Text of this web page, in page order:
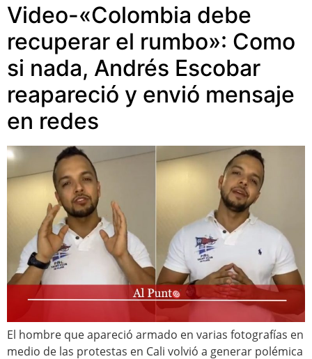
Video-«Colombia debe
recuperar el rumbo»: Como
si nada, Andrés Escobar
reapareció y envió mensaje
en redes
El hombre que apareció armado en varias fotografías en
medio de las protestas en Cali volvió a generar polémica